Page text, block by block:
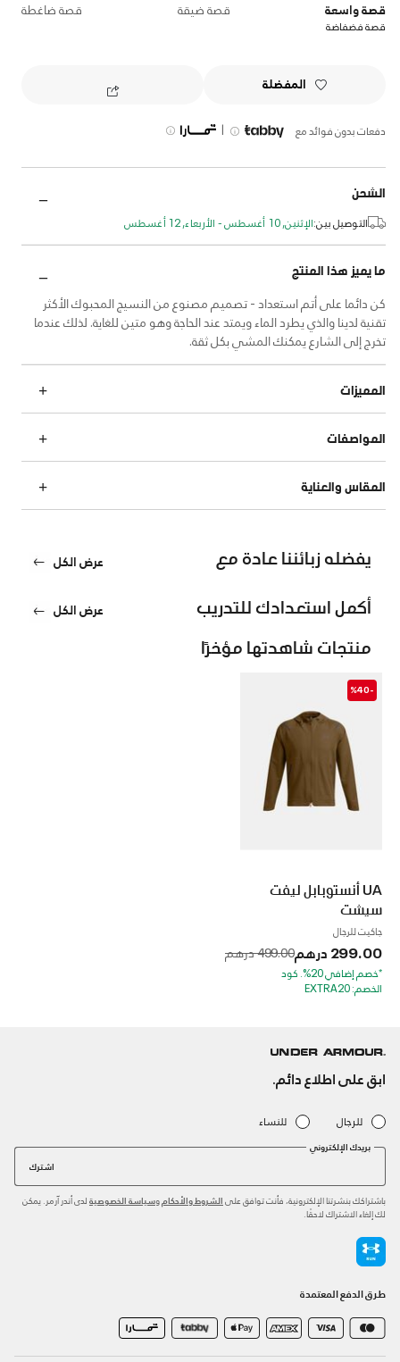
قصة واسعة قصة ضيقة قصة ضاغطة
قصة فضفاضة
المفضلة
دفعات بدون فوائد مع |
الشحن
التوصيل بين:الإثنين, 10 أغسطس - الأربعاء, 12 أغسطس
ما يميز هذا المنتج
كن دائما على أتم استعداد - تصميم مصنوع من النسيج المحبوك الأكثر
تقنية لدينا والذي يطرد الماء ويمتد عند الحاجة وهو متين للغاية. لذلك عندما
تخرج إلى الشارع يمكنك المشي بكل ثقة.
المميزات
المواصفات
المقاس والعناية
يفضله زبائننا عادة مع عرض الكل
أكمل استعدادك للتدريب عرض الكل
منتجات شاهدتها مؤخرًا
-%40
UA أنستوبابل ليفت
سيشت
جاكيت للرجال
299.00 درهم Price reduced from
499.00 درهم to
*خصم إضافي 20%. كود
الخصم: EXTRA20
ابق على اطلاع دائم.
للرجال للنساء
بريدك الإلكتروني
اشترك
باشتراكك بنشرتنا الإلكترونية، فأنت توافق على الشروط والأحكام وسياسة الخصوصية لدى أندر آرمر. يمكن
لك إلغاء الاشتراك لاحقًا.
طرق الدفع المعتمدة